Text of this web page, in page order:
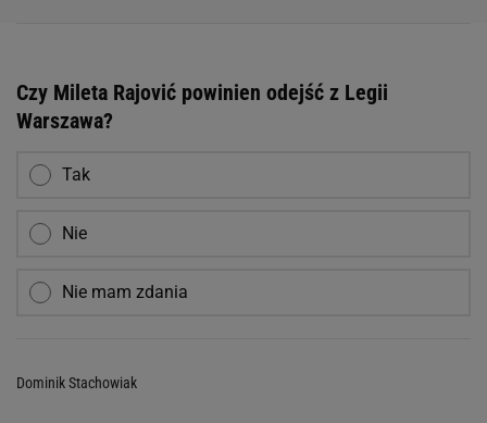
Czy Mileta Rajović powinien odejść z Legii
Warszawa?
Tak
Nie
Nie mam zdania
Dominik Stachowiak